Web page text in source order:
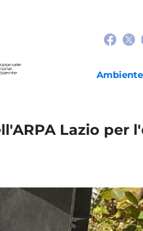
Ambiente
Lazio per